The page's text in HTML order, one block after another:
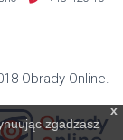
Obrady Online.
x
zgadzasz